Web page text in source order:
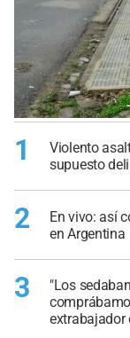
1
Violento
supuesto
2
En vivo: así
en Argentina
3
"Los
extrabajador